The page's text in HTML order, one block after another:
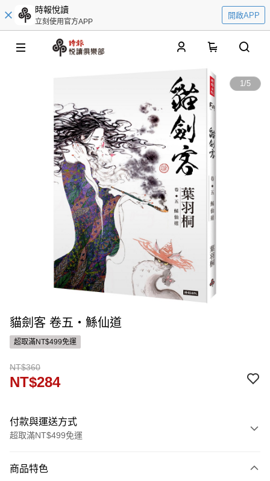
時報悅讀
立刻使用官方APP
開啟APP
1/5
貓劍客 卷五‧鯀仙道
超取滿NT$499免運
NT$360
NT$284
付款與運送方式
超取滿NT$499免運
信用卡一次付款
商品特色